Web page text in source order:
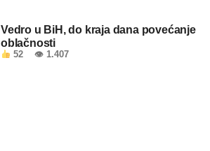
Vedro u BiH, do kraja dana povećanje
oblačnosti
52 👁 1.407